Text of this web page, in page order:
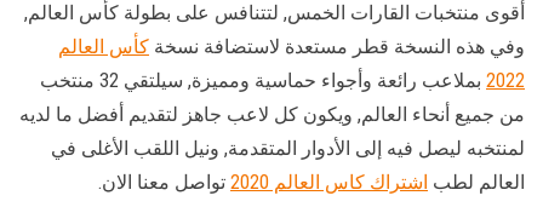
أقوى منتخبات القارات الخمس, لتتنافس على بطولة كأس العالم,
وفي هذه النسخة قطر مستعدة لاستضافة نسخة كأس العالم
2022
بملاعب رائعة وأجواء حماسية ومميزة, سيلتقي 32 منتخب
من جميع أنحاء العالم, ويكون كل لاعب جاهز لتقديم أفضل ما لديه
لمنتخبه ليصل فيه إلى الأدوار المتقدمة, ونيل اللقب الأغلى في
العالم لطب اشتراك كاس العالم 2020 تواصل معنا الان.